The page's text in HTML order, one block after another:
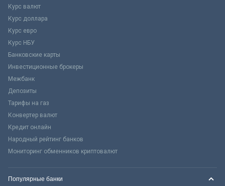
Курс валют
Курс доллара
Курс евро
Курс НБУ
Банковские карты
Инвестиционные брокеры
Межбанк
Депозиты
Тарифы на газ
Конвертер валют
Кредит онлайн
Народный рейтинг банков
Мониторинг обменников криптовалют
Популярные банки